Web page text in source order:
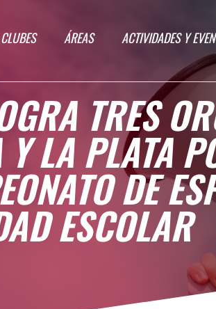
CLUBES ÁREAS ACTIVIDADES Y
TRES
LA PLATA
DE
ESCOLAR